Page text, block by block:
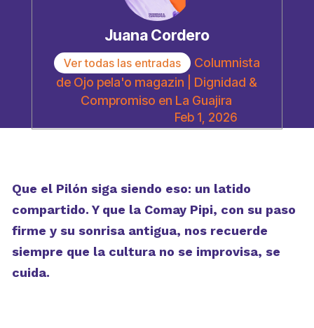
Juana Cordero
Ver todas las entradas
Columnista
de Ojo pela'o magazin | Dignidad &
Compromiso en La Guajira
Feb 1, 2026
Que el Pilón siga siendo eso: un latido
compartido. Y que la Comay Pipi, con su paso
firme y su sonrisa antigua, nos recuerde
siempre que la cultura no se improvisa, se
cuida.